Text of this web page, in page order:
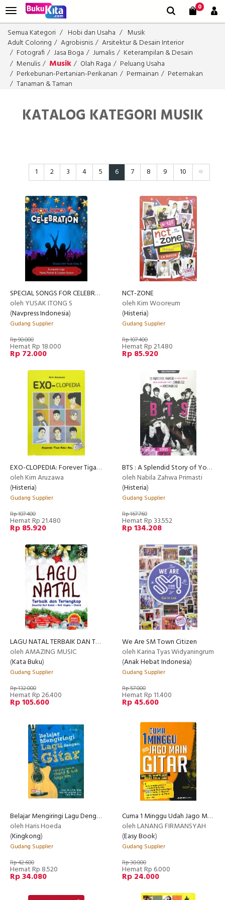
0
Semua Kategori Hobi dan Usaha
Musik
Adult Coloring
Agrobisnis
Arsitektur & Desain Interior
Fotografi
Jasa Boga Jurnalis
Keterampilan & Desain
Menulis
Musik Olah Raga
Peluang Usaha
Perkebunan-Pertanian-Perikanan
Permainan
Peternakan
Tanaman & Taman
KATALOG KATEGORI MUSIK
1 2 3 4 5 6 7 8 9 10
SPECIAL SONGS FOR CELEBRATION (2019)
oleh YUSAK ITONG S
(Navpress Indonesia)
Gudang Supplier
Rp 90.000
Hemat Rp 18.000
Rp 72.000
NCT-ZONE
oleh Kim Wooreum
(Histeria)
Gudang Supplier
Rp 107.400
Hemat Rp 21.480
Rp 85.920
EXO-CLOPEDIA: Forever Tiga Kali Nol
oleh Kim Aruzawa
(Histeria)
Gudang Supplier
Rp 107.400
Hemat Rp 21.480
Rp 85.920
BTS : A Splendid Story of Youngsters That Teach You From Nothing To Something
oleh Nabila Zahwa Primasti
(Histeria)
Gudang Supplier
Rp 167.760
Hemat Rp 33.552
Rp 134.208
LAGU NATAL TERBAIK DAN TERLENGKAP
oleh AMAZING MUSIC
(Kata Buku)
Gudang Supplier
Rp 132.000
Hemat Rp 26.400
Rp 105.600
We Are SM Town Citizen
oleh Karina Tyas Widyaningrum
(Anak Hebat Indonesia)
Gudang Supplier
Rp 57.000
Hemat Rp 11.400
Rp 45.600
Belajar Mengiringi Lagu Dengan Gitar: Dilengkapi Dgn Chord&Lirik Lagu Hits
oleh Haris Hoeda
(Kingkong)
Gudang Supplier
Rp 42.600
Hemat Rp 8.520
Rp 34.080
Cuma 1 Minggu Udah Jago Main Gitar
oleh LANANG FIRMANSYAH
(Easy Book)
Gudang Supplier
Rp 30.000
Hemat Rp 6.000
Rp 24.000